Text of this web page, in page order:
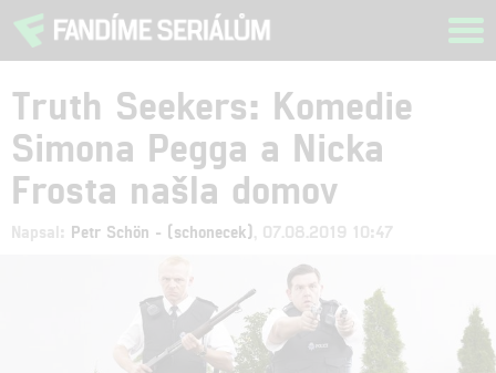
Truth Seekers: Komedie
Simona Pegga a Nicka
Frosta našla domov
Napsal: Petr Schön - (schonecek) , 07.08.2019 10:47